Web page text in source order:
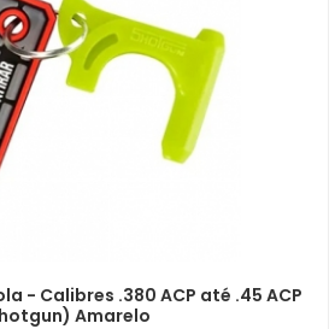
- Calibres .380 ACP até .45 ACP
Amarelo